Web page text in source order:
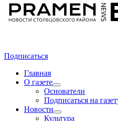
Подписаться
Главная
О газете
Основатели
Подписаться на
Новости
Культура